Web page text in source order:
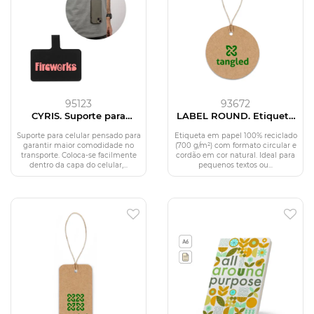
95123
CYRIS. Suporte para
garantir maior
comodidade no transporte
Suporte para celular pensado para
garantir maior comodidade no
transporte. Coloca-se facilmente
dentro da capa do celular,...
93672
LABEL ROUND. Etiqueta
(700 g/m²) com formato
circular
Etiqueta em papel 100% reciclado
(700 g/m²) com formato circular e
cordão em cor natural. Ideal para
pequenos textos ou...